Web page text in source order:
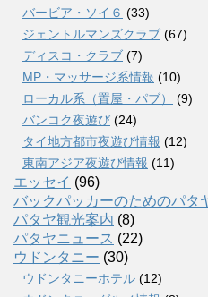
バービア・ソイ６ (33)
ジェントルマンズクラブ (67)
ディスコ・クラブ (7)
MP・マッサージ系情報 (10)
ローカル系（置屋・パブ）
(9)
バンコク夜遊び (24)
タイ地方都市夜遊び情報 (12)
東南アジア夜遊び情報 (11)
エッセイ (96)
バックパッカーのためのパタ
パタヤ観光案内 (8)
パタヤニュース (22)
ウドンタニー (30)
ウドンタニーホテル (12)